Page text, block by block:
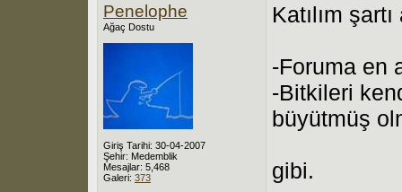
Penelophe
Ağaç Dostu
Giriş Tarihi: 30-04-2007
Şehir: Medemblik
Mesajlar: 5,468
Galeri: 373
Katılım
-Foruma en
-Bitkileri
büyütmüş
gibi.